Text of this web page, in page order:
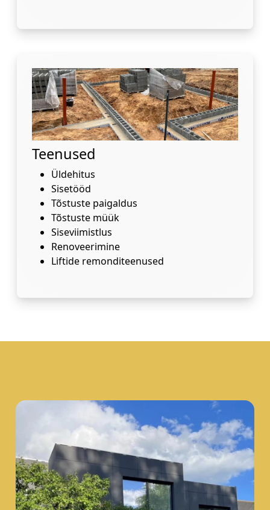
Teenused
Üldehitus
Sisetööd
Tõstuste paigaldus
Tõstuste müük
Siseviimistlus
Renoveerimine
Liftide remonditeenused